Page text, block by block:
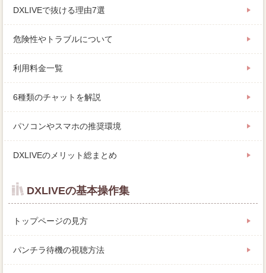
DXLIVEで抜ける理由7選
危険性やトラブルについて
利用料金一覧
6種類のチャットを解説
パソコンやスマホの推奨環境
DXLIVEのメリット総まとめ
DXLIVEの基本操作集
トップページの見方
パンチラ待機の視聴方法